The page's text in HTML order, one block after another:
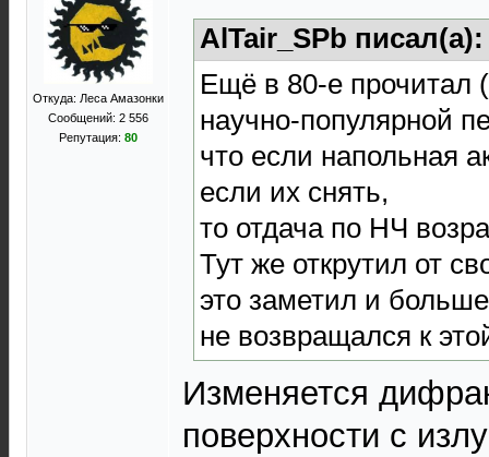
Откуда: Леса Амазонки
Сообщений: 2 556
Репутация: 80
AlTair_SPb
Ещё в 80-е прочитал
научно-популярной
что если напольная
если их снять,
то отдача по НЧ
Тут же открутил от
это заметил и больше
не возвращался к
Изменяется
поверхности с